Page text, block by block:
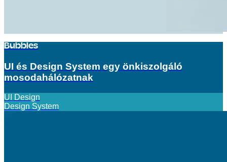
Bubbles
UI és Design System egy önkiszolgáló
mosodahálózatnak
UI Design
Design System